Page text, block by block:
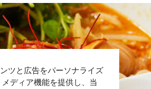
ツと広告をパーソナライズ
メディア機能を提供し、当